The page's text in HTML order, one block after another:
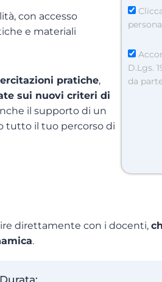
con accesso
e materiali
pratiche,
sui nuovi criteri di
il supporto di un
tutto il tuo percorso di
D.Lgs.
da
direttamente con i docenti,
.
Durata: